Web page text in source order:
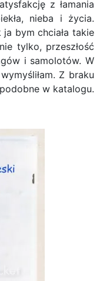
z łamania
nieba i życia.
bym chciała takie
tylko, przeszłość
i samolotów. W
Z braku
w katalogu.